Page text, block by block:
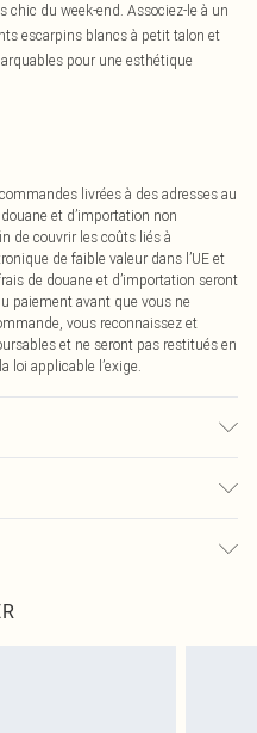
chic du week-end. Associez-le à un
escarpins blancs à petit talon et
pour une esthétique
livrées à des adresses au
et d’importation non
de couvrir les coûts liés à
de faible valeur dans l’UE et
de douane et d’importation seront
paiement avant que vous ne
vous reconnaissez et
et ne seront pas restitués en
loi applicable l’exige.